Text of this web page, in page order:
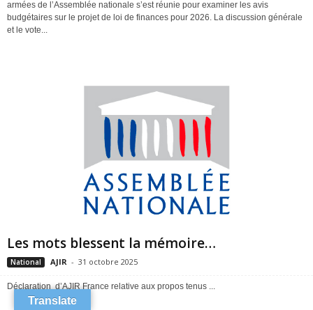
armées de l’Assemblée nationale s’est réunie pour examiner les avis
budgétaires sur le projet de loi de finances pour 2026. La discussion générale
et le vote...
Les mots blessent la mémoire…
National AJIR - 31 octobre 2025
Déclaration d’AJIR France relative aux propos tenus ...
Translate